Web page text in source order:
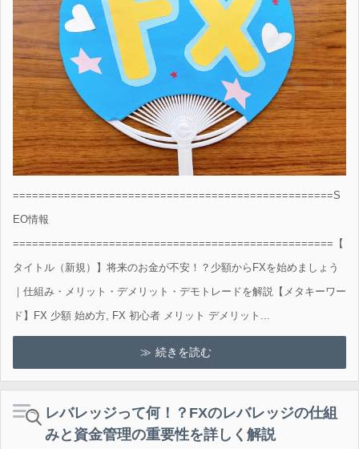
==================================================S
EO情報
==================================================【
タイトル（新規）】将来のお金が不安！？少額からFXを始めましょう
｜仕組み・メリット・デメリット・デモトレードを解説【メタキーワー
ド】FX 少額 始め方, FX 初心者 メリット デメリット...
続きを読む
レバレッジって何！？FXのレバレッジの仕組
みと資金管理の重要性を詳しく解説